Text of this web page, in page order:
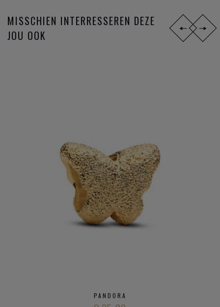
MISSCHIEN INTERRESSEREN DEZE
JOU OOK
PANDORA